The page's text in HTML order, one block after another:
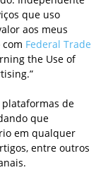
que uso
aos meus
Federal Trade
the Use of
de
que
em qualquer
entre outros